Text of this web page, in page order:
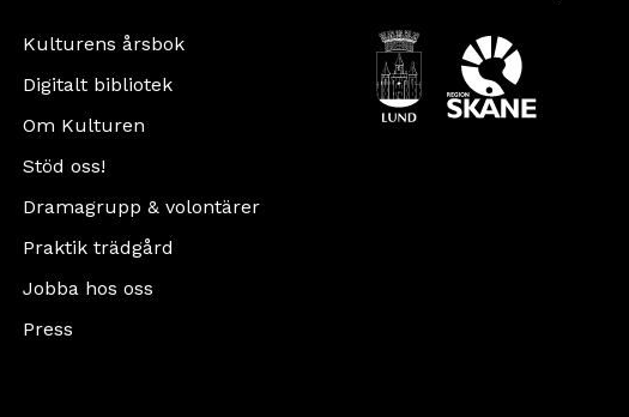
Kulturens årsbok
Digitalt bibliotek
Om Kulturen
Stöd oss!
Dramagrupp & volontärer
Praktik trädgård
Jobba hos oss
Press